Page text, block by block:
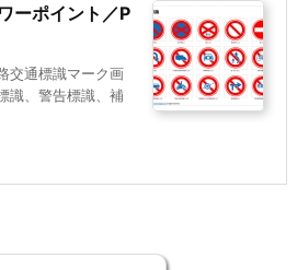
ーポイント／P
交通標識マーク画
識、警告標識、補